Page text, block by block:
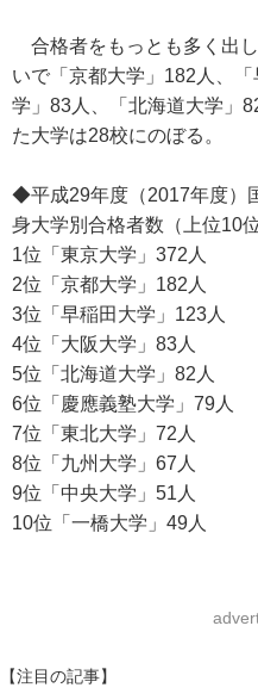
合格者をもっとも多く出
いで「京都大学」182人、
学」83人、「北海道大学」
た大学は28校にのぼる。
◆平成29年度（2017年度）
身大学別合格者数（上位10位
1位「東京大学」372人
2位「京都大学」182人
3位「早稲田大学」123人
4位「大阪大学」83人
5位「北海道大学」82人
6位「慶應義塾大学」79人
7位「東北大学」72人
8位「九州大学」67人
9位「中央大学」51人
10位「一橋大学」49人
【注目の記事】